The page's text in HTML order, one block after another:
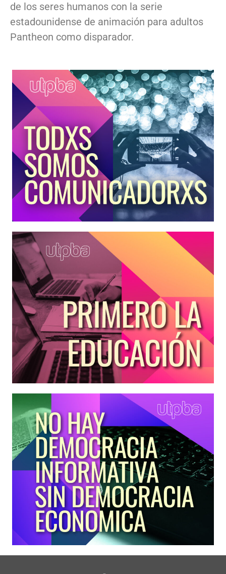
de los seres humanos con la serie
estadounidense de animación para adultos
Pantheon como disparador.